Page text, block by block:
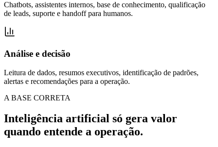
Chatbots, assistentes internos, base de conhecimento, qualificação
de leads, suporte e handoff para humanos.
Análise e decisão
Leitura de dados, resumos executivos, identificação de padrões,
alertas e recomendações para a operação.
A BASE CORRETA
Inteligência artificial só gera valor
quando entende a operação.